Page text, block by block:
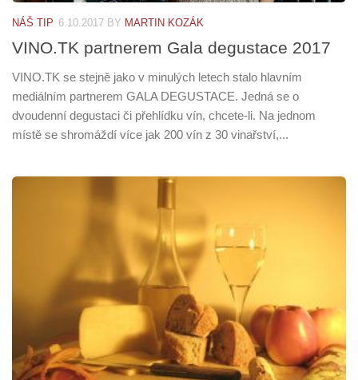
NÁŠ TIP 6.10.2017 BY MARTIN KOZÁK
VINO.TK partnerem Gala degustace 2017
VINO.TK se stejně jako v minulých letech stalo hlavním
mediálním partnerem GALA DEGUSTACE. Jedná se o
dvoudenní degustaci či přehlídku vín, chcete-li. Na jednom
místě se shromáždí více jak 200 vín z 30 vinařství,...